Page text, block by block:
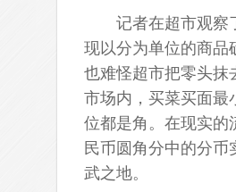
记者在超市观察
现以分为单位的商品
也难怪超市把零头抹
市场内，买菜买面最
位都是角。在现实的
民币圆角分中的分币
武之地。